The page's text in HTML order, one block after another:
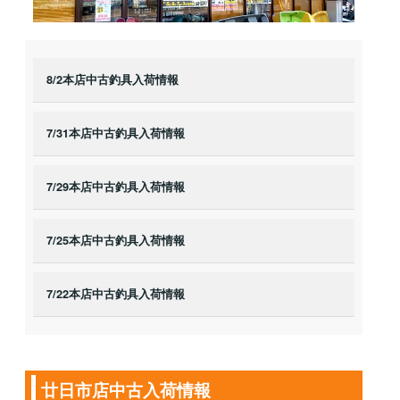
8/2本店中古釣具入荷情報
7/31本店中古釣具入荷情報
7/29本店中古釣具入荷情報
7/25本店中古釣具入荷情報
7/22本店中古釣具入荷情報
廿日市店中古入荷情報